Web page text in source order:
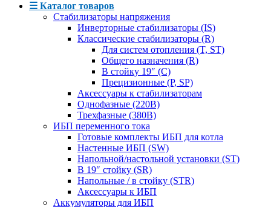
☰ Каталог товаров
Стабилизаторы напряжения
Инверторные стабилизаторы (IS)
Классические стабилизаторы (R)
Для систем отопления (T, ST)
Общего назначения (R)
В стойку 19″ (C)
Прецизионные (P, SP)
Аксессуары к стабилизаторам
Однофазные (220В)
Трехфазные (380В)
ИБП переменного тока
Готовые комплекты ИБП для котла
Настенные ИБП (SW)
Напольной/настольной установки (ST)
В 19″ стойку (SR)
Напольные / в стойку (STR)
Аксессуары к ИБП
Аккумуляторы для ИБП